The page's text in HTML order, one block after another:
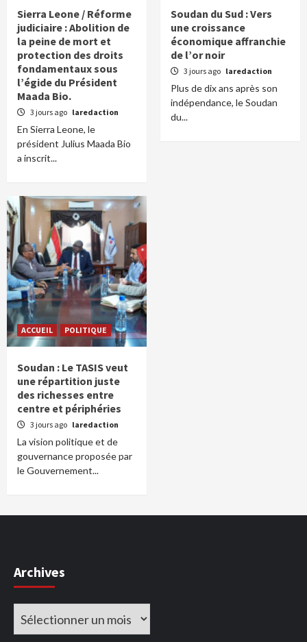
Sierra Leone / Réforme
judiciaire : Abolition de
la peine de mort et
protection des droits
fondamentaux sous
l’égide du Président
Maada Bio.
3 jours ago laredaction
En Sierra Leone, le
président Julius Maada Bio
a inscrit...
Soudan du Sud : Vers
une croissance
économique affranchie
de l’or noir
3 jours ago laredaction
Plus de dix ans après son
indépendance, le Soudan
du...
ACCUEIL POLITIQUE
Soudan : Le TASIS veut
une répartition juste
des richesses entre
centre et périphéries
3 jours ago laredaction
La vision politique et de
gouvernance proposée par
le Gouvernement...
Archives
Archives